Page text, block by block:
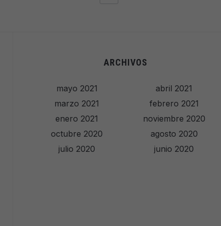
ARCHIVOS
mayo 2021
abril 2021
marzo 2021
febrero 2021
enero 2021
noviembre 2020
octubre 2020
agosto 2020
julio 2020
junio 2020